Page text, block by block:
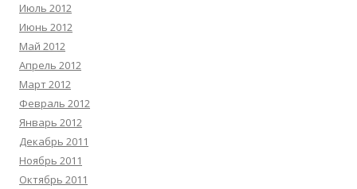
Июль 2012
Июнь 2012
Май 2012
Апрель 2012
Март 2012
Февраль 2012
Январь 2012
Декабрь 2011
Ноябрь 2011
Октябрь 2011